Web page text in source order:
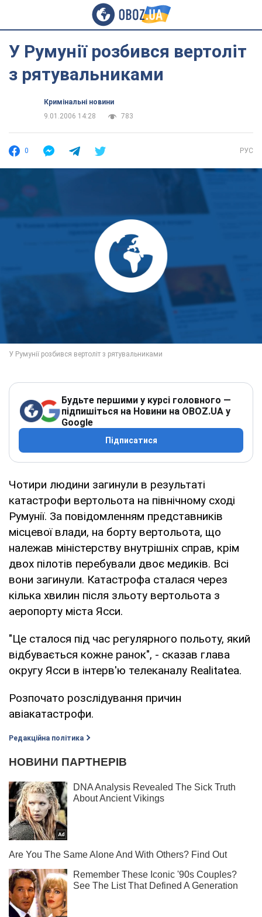
У Румунії розбився вертоліт
з рятувальниками
Кримінальні новини
9.01.2006 14:28
783
0 РУС
Будьте першими у курсі головного —
підпишіться на Новини на OBOZ.UA у
Google
Підписатися
Чотири людини загинули в результаті
катастрофи вертольота на північному сході
Румунії. За повідомленням представників
місцевої влади, на борту вертольота, що
належав міністерству внутрішніх справ, крім
двох пілотів перебували двоє медиків. Всі
вони загинули. Катастрофа сталася через
кілька хвилин після зльоту вертольота з
аеропорту міста Ясси.
"Це сталося під час регулярного польоту, який
відбувається кожне ранок", - сказав глава
округу Ясси в інтерв'ю телеканалу Realitatea.
Розпочато розслідування причин
авіакатастрофи.
Редакційна політика